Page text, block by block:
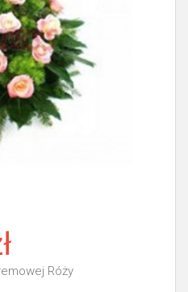
Róży